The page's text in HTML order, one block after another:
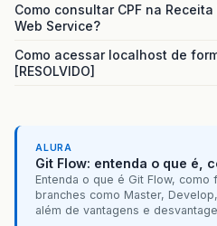
Como consultar CPF na
Web Service?
Como acessar localhost de
[RESOLVIDO]
ALURA
Git Flow: entenda o que é,
Entenda o que é Git Flow, como
branches como Master,
além de vantagens e